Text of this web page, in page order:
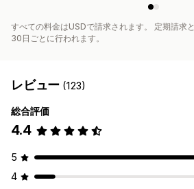
すべての料金はUSDで請求されます。 定期請求
30日ごとに行われます。
レビュー (123)
総合評価
4.4
5
4